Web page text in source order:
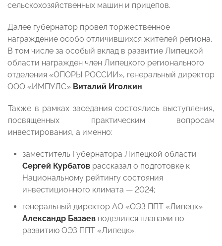
сельскохозяйственных машин и прицепов.
Далее губернатор провел торжественное
награждение особо отличившихся жителей региона.
В том числе за особый вклад в развитие Липецкой
области награжден член Липецкого регионального
отделения «ОПОРЫ РОССИИ», генеральный директор
ООО «ИМПУЛС» Виталий Иголкин.
Также в рамках заседания состоялись выступления,
посвященных практическим вопросам
инвестирования, а именно:
заместитель Губернатора Липецкой области
Сергей Курбатов рассказал о подготовке к
Национальному рейтингу состояния
инвестиционного климата — 2024;
генеральный директор АО «ОЭЗ ППТ «Липецк»
Александр Базаев поделился планами по
развитию ОЭЗ ППТ «Липецк».